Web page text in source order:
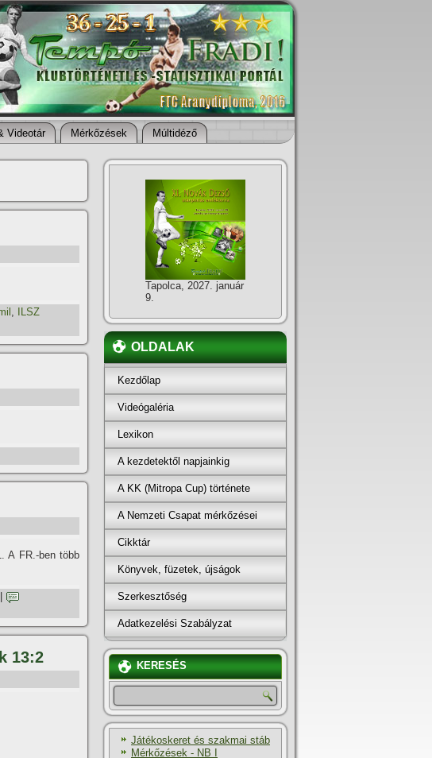
Videotár Mérkőzések Múltidéző
,
ILSZ
A FR.-ben több
13:2
Tapolca, 2027. január
9.
OLDALAK
Kezdőlap
Videógaléria
Lexikon
A kezdetektől napjainkig
A KK (Mitropa Cup) története
A Nemzeti Csapat mérkőzései
Cikktár
Könyvek, füzetek, újságok
Szerkesztőség
Adatkezelési Szabályzat
KERESÉS
Játékoskeret és szakmai stáb
Mérkőzések - NB I